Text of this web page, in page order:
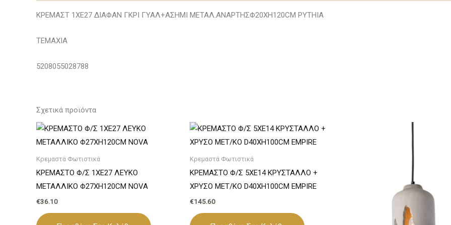
ΚΡΕΜΑΣΤ 1ΧΕ27 ΔΙΑΦΑΝ ΓΚΡΙ ΓΥΑΛ+ΑΣΗΜΙ ΜΕΤΑΛ.ΑΝΑΡΤΗΣΦ20ΧΗ120CM PYTHIA
ΤΕΜΑΧΙΑ
5208055028788
Σχετικά προϊόντα
Κρεμαστά Φωτιστικά
ΚΡΕΜΑΣΤΟ Φ/Σ 1ΧΕ27 ΛΕΥΚΟ
ΜΕΤΑΛΛΙΚΟ Φ27ΧΗ120CM NOVA
€36.10
Κρεμαστά Φωτιστικά
ΚΡΕΜΑΣΤΟ Φ/Σ 5XE14 ΚΡΥΣΤΑΛΛΟ +
ΧΡΥΣΟ ΜΕΤ/ΚΟ D40XH100CM EMPIRE
€145.60